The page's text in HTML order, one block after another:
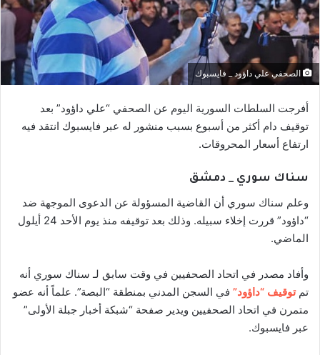
الصحفي علي داؤود _ فايسبوك
أفرجت السلطات السورية اليوم عن الصحفي “علي داؤود” بعد
توقيف دام أكثر من أسبوع بسبب منشور له عبر فايسبوك انتقد فيه
ارتفاع أسعار المحروقات.
سناك سوري _ دمشق
وعلم سناك سوري أن القاضية المسؤولة عن الدعوى الموجهة ضد
“داؤود” قررت إخلاء سبيله. وذلك بعد توقيفه منذ يوم الأحد 24 أيلول
الماضي.
وأفاد مصدر في اتحاد الصحفيين في وقت سابق لـ سناك سوري أنه
تم توقيف “داؤود” في السجن المدني بمنطقة “البصة”. علماً أنه عضو
متمرن في اتحاد الصحفيين ويدير صفحة “شبكة أخبار جبلة الأولى”
عبر فايسبوك.